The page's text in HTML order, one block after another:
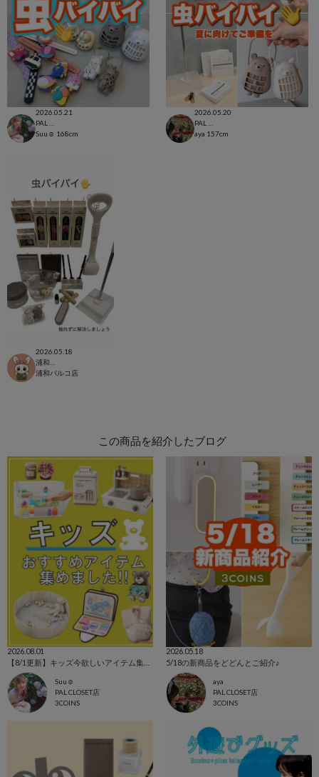
2026.05.21
Suu☺︎ 168cm
2026.05.20
aya 157cm
2026.05.18
浦和パルコ店
この商品を紹介したブログ
2026.08.01
Suu☺︎
PAL CLOSET店
3COINS
2026.05.18
5/18の新商品をどどんとご紹介♪
aya
PAL CLOSET店
3COINS